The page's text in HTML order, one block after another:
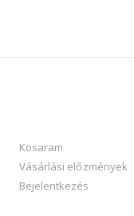
Kosaram
Vásárlási előzmények
Bejelentkezés